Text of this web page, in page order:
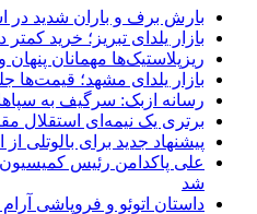
بارش برف و باران شدید در
بازار یلدای تبریز؛ خرید
ریزپلاستیک‌ها مهمانان
بازار یلدای مشهد؛ قیمت‌ها
رسانه ازبک: سرگیف به
برتری یک نیمه‌ای استقلال
پیشنهاد جدید برای بالوتلی از
علی پاکدامن رئیس
شد
داستان اتوئو و فروپاشی